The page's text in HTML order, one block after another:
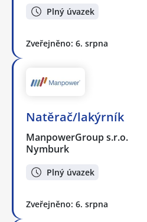
Plný úvazek
Zveřejněno: 6. srpna
Natěrač/lakýrník
ManpowerGroup s.r.o.
Nymburk
Plný úvazek
Zveřejněno: 6. srpna